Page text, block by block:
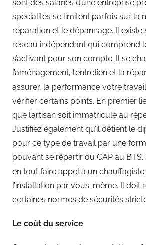
sont des salariés d’une entreprise
spécialités se limitent parfois sur la
réparation et le dépannage. Il
réseau indépendant qui comprend
s’activant pour son compte. Il se
l’aménagement, l’entretien et la
assurer, la performance votre
vérifier certains points. En premier
que l’artisan soit immatriculé au
Justifiez également qu’il détient le
pour ce type de travail par une
pouvant se répartir du CAP au
en tout faire appel à un
l’installation par vous-même. Il doit
certaines normes de sécurités
Le coût du service